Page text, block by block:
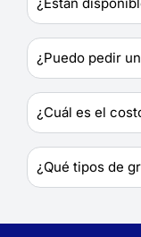
¿Puedo pedir
¿Cuál es el
¿Qué tipos de